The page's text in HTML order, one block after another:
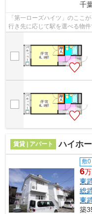
千
「第一ローズハイツ」のここ
行き先に応じて駅を選べる物
の物件では初期費用をカード
賃貸 | アパート ハイホ
敷0
6
東
総
東
築